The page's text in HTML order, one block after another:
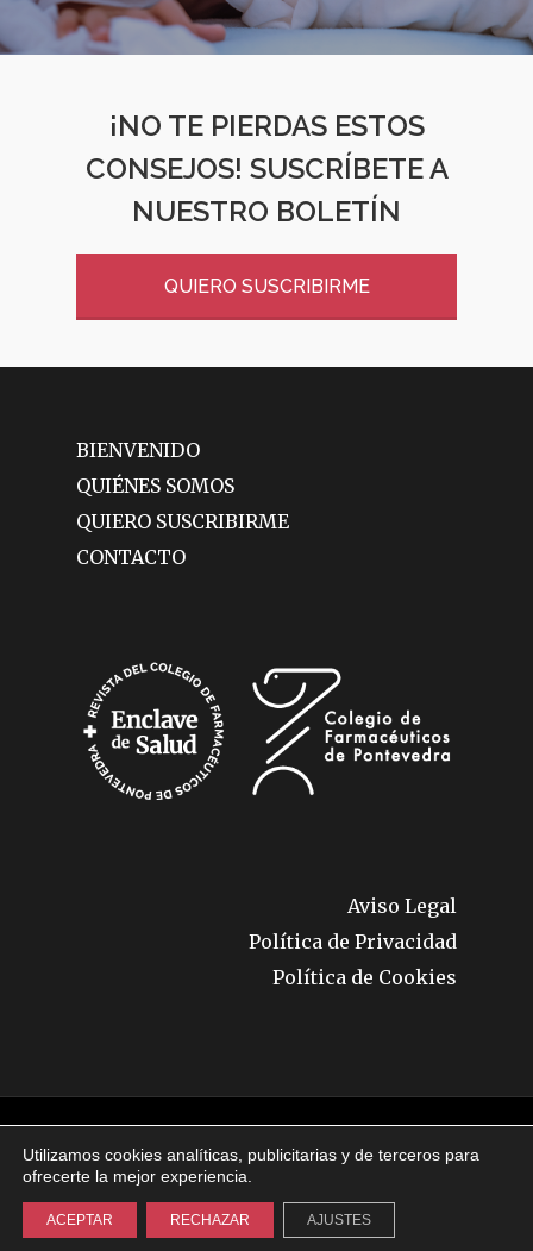
¡NO TE PIERDAS ESTOS
CONSEJOS! SUSCRÍBETE A
NUESTRO BOLETÍN
QUIERO SUSCRIBIRME
BIENVENIDO
QUIÉNES SOMOS
QUIERO SUSCRIBIRME
CONTACTO
Aviso Legal
Política de Privacidad
Política de Cookies
reservados.
Utilizamos cookies analíticas, publicitarias y de terceros para
ofrecerte la mejor experiencia.
ACEPTAR RECHAZAR AJUSTES